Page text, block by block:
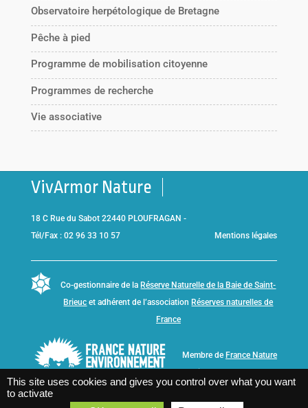
Observatoire herpétologique de Bretagne
Pêche à pied
Programme de mobilisation citoyenne
Programmes de recherche
Vie associative
VivArmor Nature
18 C Rue du Sabot 22440 PLOUFRAGAN -
Tél/Fax : 02 96 33 10 57
Mentions légales
Co-gestionnaire de la Réserve Naturelle de la Baie de Saint-
Brieuc et adhérent de l’association Réserves naturelles de
France
Membre de France Nature
This site uses cookies and gives you control over what you want
to activate